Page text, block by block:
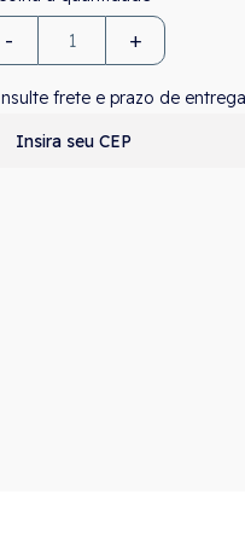
- +
frete e prazo de entrega